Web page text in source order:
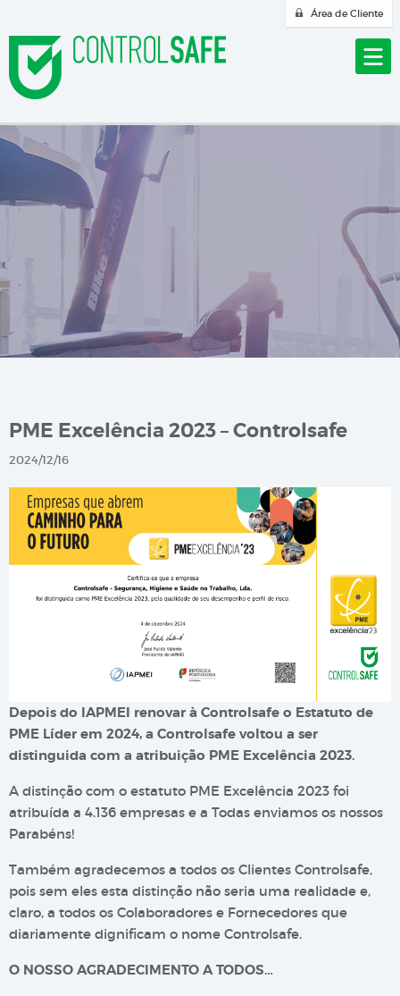
Área de Cliente
PME Excelência 2023 – Controlsafe
2024/12/16
Depois do IAPMEI renovar à Controlsafe o Estatuto de
PME Líder em 2024, a Controlsafe voltou a ser
distinguida com a atribuição PME Excelência 2023.
A distinção com o estatuto PME Excelência 2023 foi
atribuída a 4.136 empresas e a Todas enviamos os nossos
Parabéns!
Também agradecemos a todos os Clientes Controlsafe,
pois sem eles esta distinção não seria uma realidade e,
claro, a todos os Colaboradores e Fornecedores que
diariamente dignificam o nome Controlsafe.
O NOSSO AGRADECIMENTO A TODOS…